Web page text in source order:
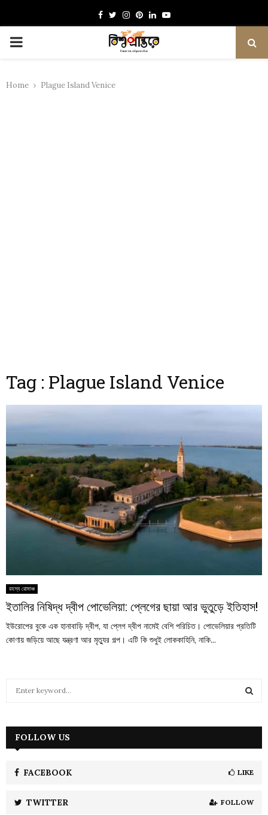
Facebook
TwitterInstagram
Pinterest
LinkedinYoutube
PRIMARY
Home Plague Island Venice
Tag : Plague Island Venice
রহস্য রোমাঞ্চ
ইতালির নিষিদ্ধ দ্বীপ পোভেলিয়া: প্লেগের ছায়া আর ভুতুড়ে ইতিহাস!
ইউরোপের বুকে এক হানাবাড়ি দ্বীপ, যা প্লেগ দ্বীপ নামেই বেশি পরিচিত। পোভেলিয়ার প্রতিটি
কোণায় জড়িয়ে আছে যন্ত্রণা আর মৃত্যুর গল্প। এটি কি শুধুই লোককাহিনি, নাকি...
h
FOLLOW US
FACEBOOK LIKE
TWITTER FOLLOW